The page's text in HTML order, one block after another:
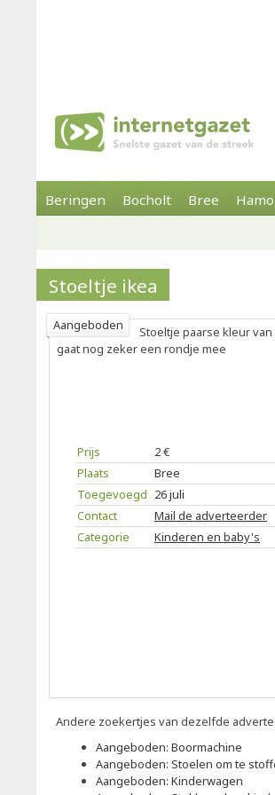
Beringen Bocholt Bree
Stoeltje ikea
Aangeboden
Stoeltje paarse kleur
gaat nog zeker een rondje mee
Prijs
2 €
Plaats
Bree
Toegevoegd 26 juli
Contact
Mail de adverteerder
Categorie
Kinderen en baby's
Andere zoekertjes van dezelfde
Aangeboden: Boormachine
Aangeboden: Stoelen om te
Aangeboden: Kinderwagen